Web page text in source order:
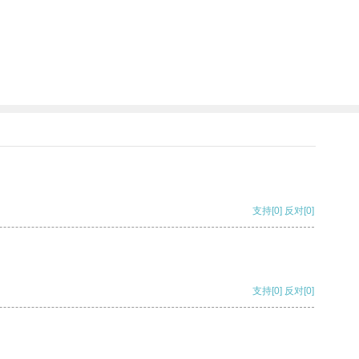
支持[0] 反对[0]
支持[0] 反对[0]